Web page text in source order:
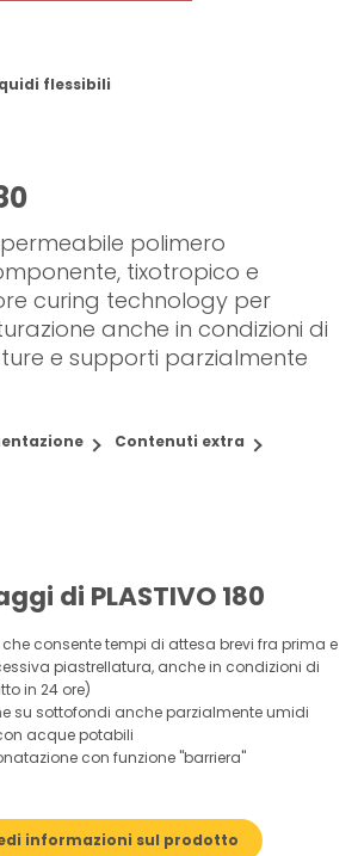
flessibili
polimero
tixotropico e
curing technology per
anche in condizioni di
e supporti parzialmente
Contenuti extra
di PLASTIVO 180
consente tempi di attesa brevi fra prima e
piastrellatura, anche in condizioni di
in 24 ore)
su sottofondi anche parzialmente umidi
acque potabili
con funzione "barriera"
informazioni sul prodotto